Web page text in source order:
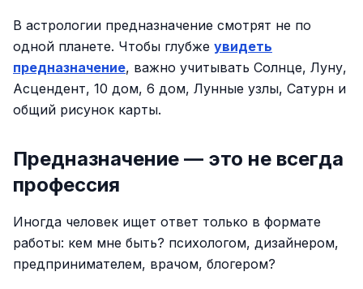
В астрологии предназначение смотрят не по
одной планете. Чтобы глубже увидеть
предназначение, важно учитывать Солнце, Луну,
Асцендент, 10 дом, 6 дом, Лунные узлы, Сатурн и
общий рисунок карты.
Предназначение — это не всегда
профессия
Иногда человек ищет ответ только в формате
работы: кем мне быть? психологом, дизайнером,
предпринимателем, врачом, блогером?